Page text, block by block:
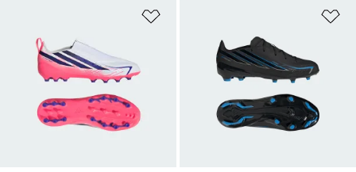
Ajouter à la Liste de produits